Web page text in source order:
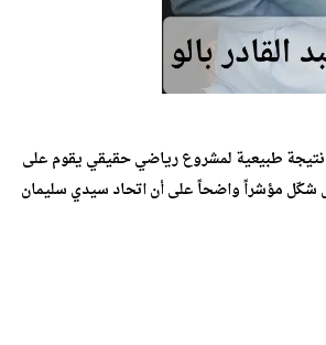
نتيجة طبيعية لمشروع رياضي حقيقي يقوم على
شكّل مؤشراً واضحاً على أن اتحاد سيدي سليمان